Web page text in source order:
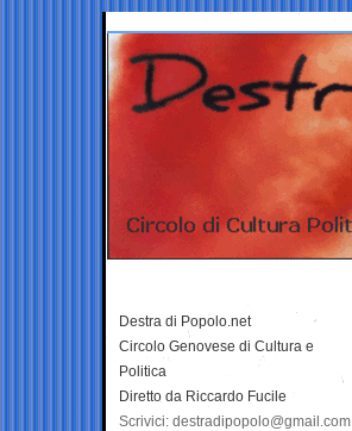
Destra di Popolo.net
Circolo Genovese di Cultura e
Politica
Diretto da Riccardo Fucile
Scrivici: destradipopolo@gmail.com